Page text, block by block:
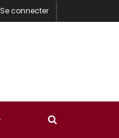
Se connecter